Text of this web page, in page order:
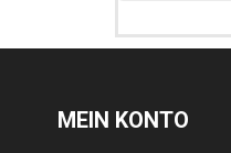
MEIN KONTO